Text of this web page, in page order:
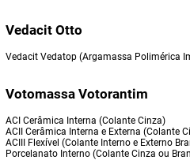
Vedacit Otto
Vedacit Vedatop (Argamassa Polimérica
Votomassa Votorantim
ACI Cerâmica Interna (Colante Cinza)
ACII Cerâmica Interna e Externa (Colante
ACIII Flexível (Colante Interno e Externo
Porcelanato Interno (Colante Cinza ou